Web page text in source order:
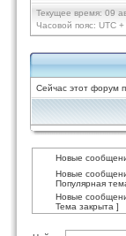
Текущее время: 09
Часовой пояс: UTC
Сейчас этот форум
Новые
Новые
Популярная
Новые
Тема закрыта ]